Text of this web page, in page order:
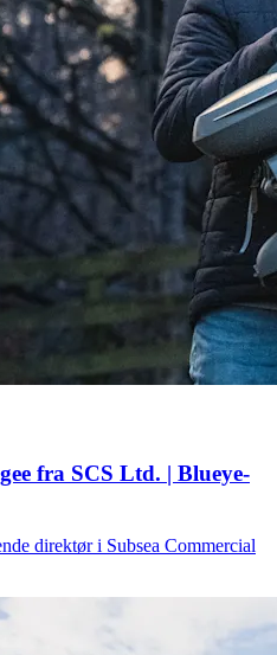
fra SCS Ltd. | Blueye-
direktør i Subsea Commercial